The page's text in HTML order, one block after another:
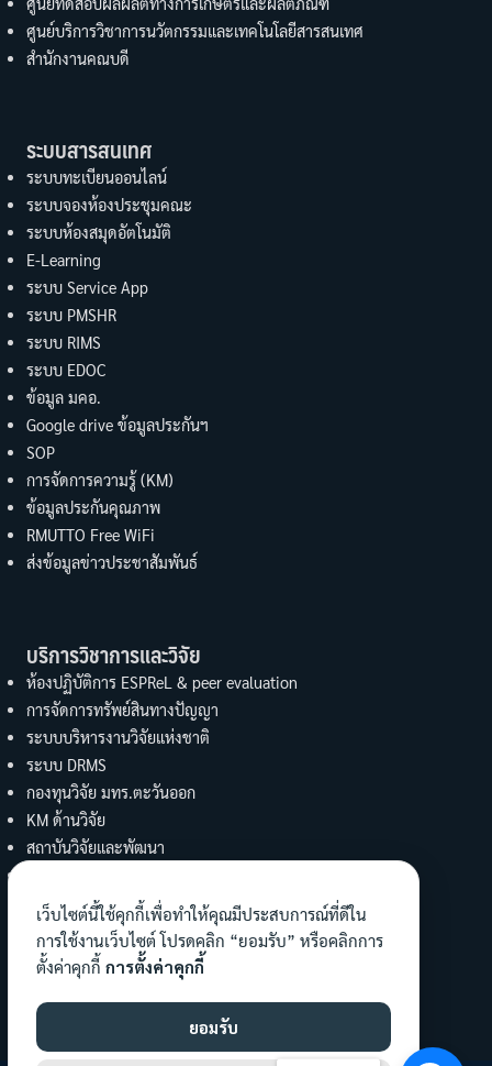
ศูนย์บริการวิชาการนวัตกรรมและเทคโนโลยีสารสนเทศ
สำนักงานคณบดี
ระบบสารสนเทศ
ระบบทะเบียนออนไลน์
ระบบจองห้องประชุมคณะ
ระบบห้องสมุดอัตโนมัติ
E-Learning
ระบบ Service App
ระบบ PMSHR
ระบบ RIMS
ระบบ EDOC
ข้อมูล มคอ.
Google drive ข้อมูลประกันฯ
SOP
การจัดการความรู้ (KM)
ข้อมูลประกันคุณภาพ
RMUTTO Free WiFi
ส่งข้อมูลข่าวประชาสัมพันธ์
บริการวิชาการและวิจัย
ห้องปฏิบัติการ ESPReL & peer evaluation
การจัดการทรัพย์สินทางปัญญา
ระบบบริหารงานวิจัยแห่งชาติ
ระบบ DRMS
กองทุนวิจัย มทร.ตะวันออก
KM ด้านวิจัย
สถาบันวิจัยและพัฒนา
งานบริการวิชาการ คณะวิทย์ฯ
ทำนุบำรุงศิลปะและวัฒนธรรม
ข้อมูลงานทำนุฯ คณะ
เผยแพร่องค์ความรู้
เว็บไซต์นี้ใช้คุกกี้เพื่อทำให้คุณมีประสบการณ์ที่ดีใน
การใช้งานเว็บไซต์ โปรดคลิก “ยอมรับ” หรือคลิกการ
ตั้งค่าคุกกี้ การตั้งค่าคุกกี้
ยอมรับ